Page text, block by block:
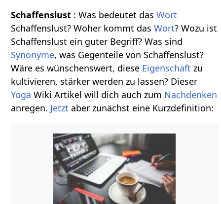
Schaffenslust : Was bedeutet dasWort
Schaffenslust? Woher kommt dasWort? Wozu ist
Schaffenslust ein guter Begriff? Was sind
Synonyme, was Gegenteile von Schaffenslust?
Wäre es wünschenswert, diese Eigenschaft zu
kultivieren, stärker werden zu lassen? Dieser
Yoga Wiki Artikel will dich auch zum Nachdenken
anregen. Jetzt aber zunächst eine Kurzdefinition: